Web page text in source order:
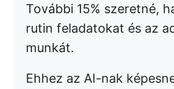
További 15% szeretné,
rutin feladatokat és az
munkát.
Ehhez az AI-nak